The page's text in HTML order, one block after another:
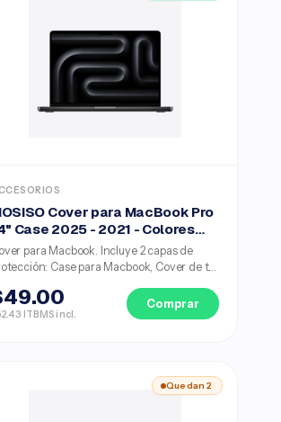
Cover para MacBook Pro
Case 2025 - 2021 - Colores…
para Macbook. Incluye 2 capas de
Case para Macbook, Cover de t...
ITBMS incl.
Comprar
Quedan 2